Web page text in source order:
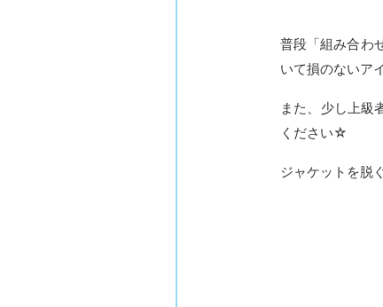
普段「組み合わ
いて損のないア
また、少し上級
ください☆
ジャケットを脱